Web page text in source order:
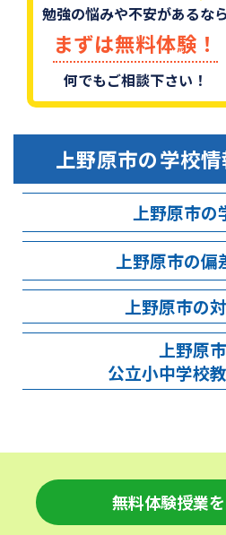
勉強の悩みや不安があるなら
まずは無料体験！
何でもご相談下さい！
上野原市の学校
上野原市の
上野原市の偏
上野原市の
上野原
公立小中学校
無料体験授業